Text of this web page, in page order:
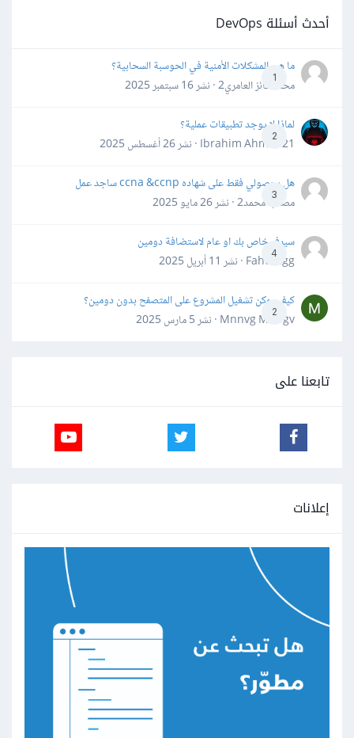
أحدث أسئلة DevOps
1
ما هي المشكلات الأمنية في الحوسبة السحابية؟
محمد فائز العامري2 · نشر
16 سبتمبر 2025
2
لماذا لا يوجد تطبيقات عملية؟
Ibrahim Ahmed21 · نشر
26 أغسطس 2025
3
هل بحصولي فقط على شهاده ccna &ccnp ساجد عمل
مصعب محمد2 · نشر
26 مايو 2025
4
سيرفر خاص بك او عام لاستضافة دومين
Fahd Ggg · نشر
11 أبريل 2025
2
كيف يمكن تشغيل المشروع على المتصفح بدون دومين؟
Mnnvg Mnbgv · نشر
5 مارس 2025
تابعنا على
إعلانات